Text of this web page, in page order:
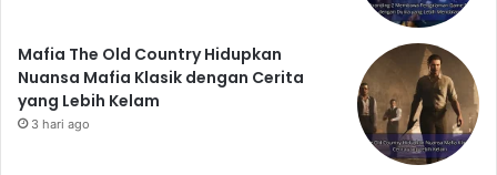
Mafia The Old Country Hidupkan
Nuansa Mafia Klasik dengan Cerita
yang Lebih Kelam
3 hari ago